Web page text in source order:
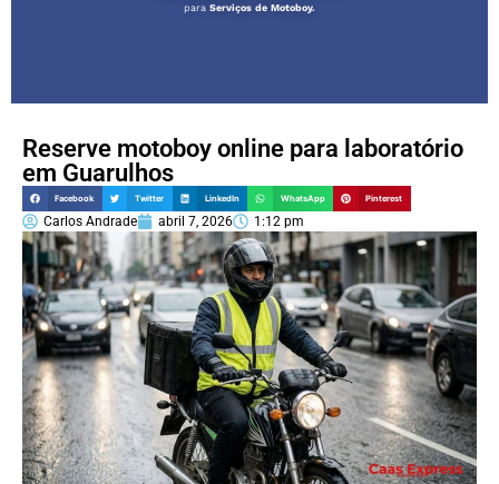
para Serviços de Motoboy.
Reserve motoboy online para laboratório
em Guarulhos
Facebook Twitter LinkedIn WhatsApp Pinterest
Carlos Andrade abril 7, 2026 1:12 pm